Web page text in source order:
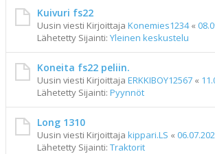
Kuivuri fs22
Uusin viesti Kirjoittaja Konemies1234«
Lähetetty Sijainti: Yleinen keskustelu
Koneita fs22 peliin.
Uusin viesti Kirjoittaja ERKKIBOY12567 «
Lähetetty Sijainti: Pyynnöt
Long 1310
Uusin viesti Kirjoittaja kippari.LS «
Lähetetty Sijainti: Traktorit